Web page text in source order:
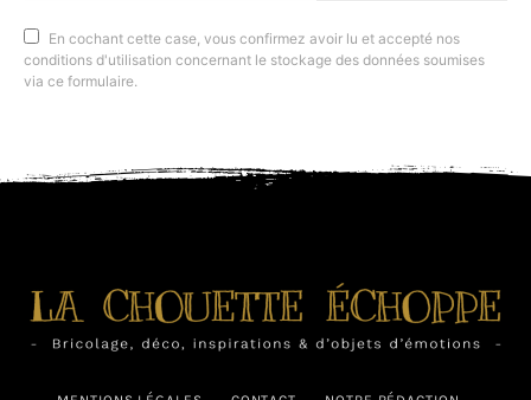
En cochant cette case, vous confirmez avoir lu et accepté nos
conditions d'utilisation concernant le stockage des données soumises
via ce formulaire.